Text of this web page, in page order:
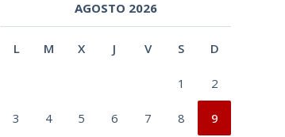
AGOSTO 2026
L M X J V S D
1 2
3 4 5 6 7 8 9